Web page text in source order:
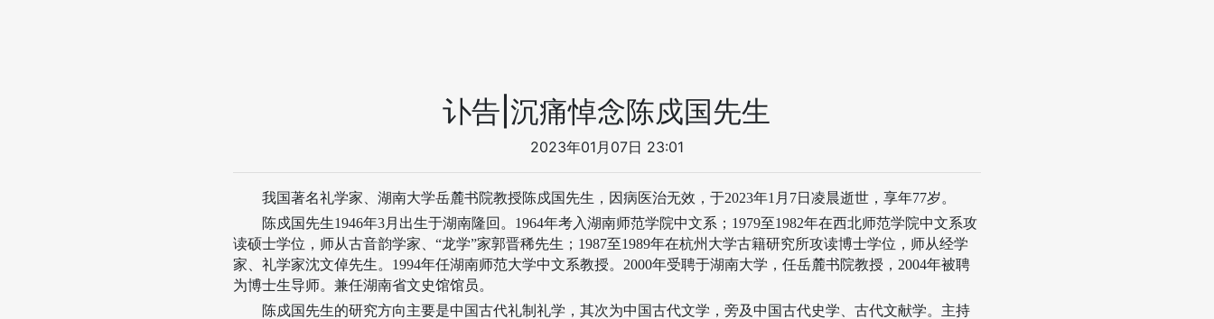
讣告|沉痛悼念陈戍国先生
2023年01月07日 23:01
我国著名礼学家、湖南大学岳麓书院教授陈戍国先生，因病医治无效，于2023年1 月 7日凌晨逝世，享年77岁。
陈戍国先生1946年3月出生于湖南隆回。 1964年考入湖南师范学院中文系； 1979至1982年在西北师范学院中文系攻
读硕士学位，师从古音韵学家、“龙学”家郭晋稀先生； 1987至1989年在杭州大学古籍研究所攻读博士学位，师从经学
家、礼学家沈文倬先生。 1994年任湖南师范大学中文系教授。 2000年受聘于湖南大学，任岳麓书院教授， 2004年被聘
为博士生导师。兼任湖南省文史馆馆员。
陈戍国先生的研究方向主要是中国古代礼制礼学，其次为中国古代文学，旁及中国古代史学、古代文献学。主持